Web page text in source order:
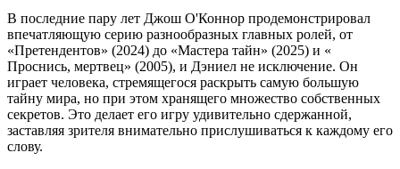
В последние пару лет Джош О'Коннор продемонстрировал
впечатляющую серию разнообразных главных ролей, от
«Претендентов» (2024) до «Мастера тайн» (2025) и «
Проснись, мертвец» (2005), и Дэниел не исключение. Он
играет человека, стремящегося раскрыть самую большую
тайну мира, но при этом хранящего множество собственных
секретов. Это делает его игру удивительно сдержанной,
заставляя зрителя внимательно прислушиваться к каждому его
слову.